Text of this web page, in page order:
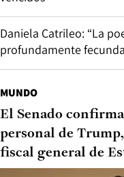
Daniela Catrileo: “La
profundamente
MUNDO
El Senado
personal de
fiscal general de